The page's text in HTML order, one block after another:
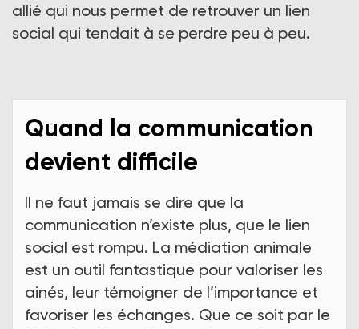
allié qui nous permet de retrouver un lien
social qui tendait à se perdre peu à peu.
Quand la communication
devient difficile
Il ne faut jamais se dire que la
communication n’existe plus, que le lien
social est rompu. La médiation animale
est un outil fantastique pour valoriser les
ainés, leur témoigner de l’importance et
favoriser les échanges. Que ce soit par le